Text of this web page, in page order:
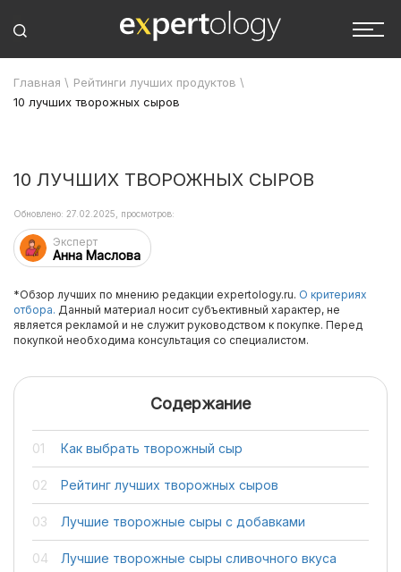
Главная \ Рейтинги лучших продуктов \
10 лучших творожных сыров
10 ЛУЧШИХ ТВОРОЖНЫХ СЫРОВ
Эксперт
Анна Маслова
Обновлено: 27.02.2025, просмотров:
*Обзор лучших по мнению редакции expertology.ru. О критериях
отбора. Данный материал носит субъективный характер, не
является рекламой и не служит руководством к покупке. Перед
покупкой необходима консультация со специалистом.
Содержание
Как выбрать творожный сыр
Рейтинг лучших творожных сыров
Лучшие творожные сыры с добавками
Лучшие творожные сыры сливочного вкуса